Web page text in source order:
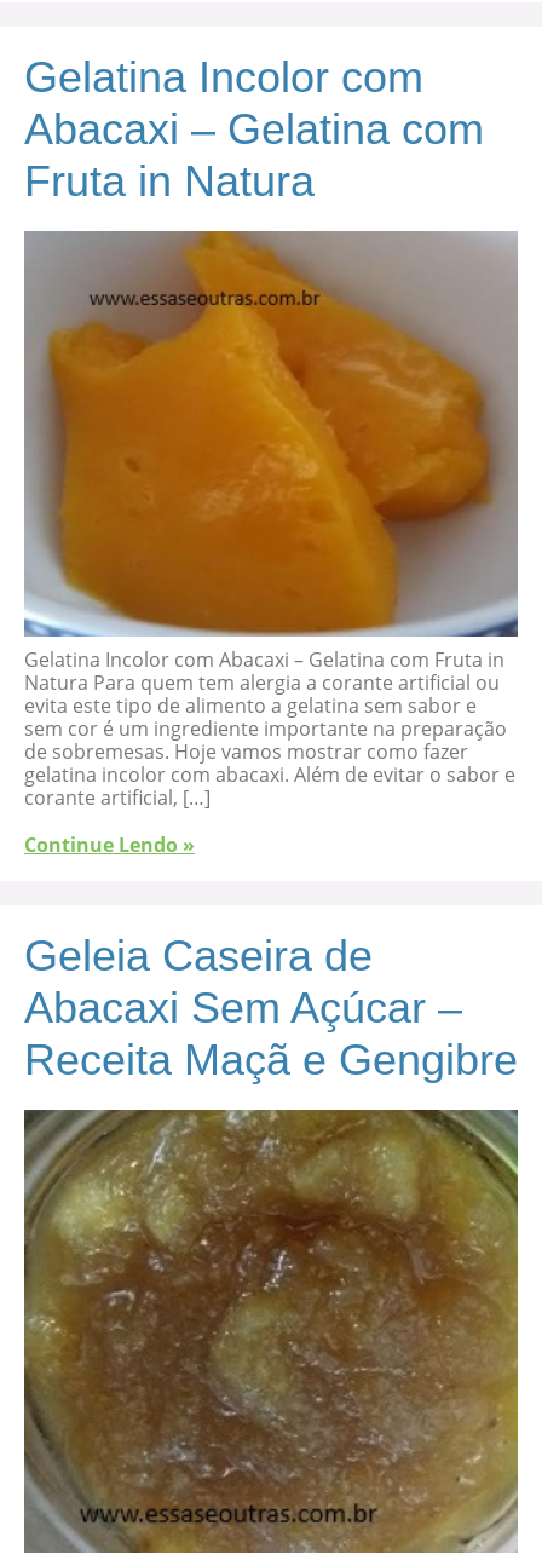
Gelatina Incolor com
Abacaxi – Gelatina com
Fruta in Natura
Gelatina Incolor com Abacaxi – Gelatina com Fruta in
Natura Para quem tem alergia a corante artificial ou
evita este tipo de alimento a gelatina sem sabor e
sem cor é um ingrediente importante na preparação
de sobremesas. Hoje vamos mostrar como fazer
gelatina incolor com abacaxi. Além de evitar o sabor e
corante artificial, […]
Continue Lendo »
Geleia Caseira de
Abacaxi Sem Açúcar –
Receita Maçã e Gengibre